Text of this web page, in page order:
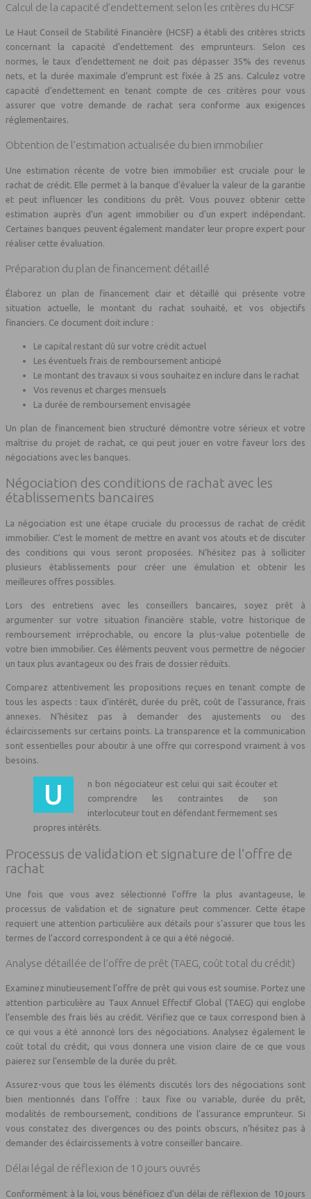
Calcul de la capacité d’endettement selon les critères du HCSF
Le Haut Conseil de Stabilité Financière (HCSF) a établi des critères stricts
concernant la capacité d’endettement des emprunteurs. Selon ces
normes, le taux d’endettement ne doit pas dépasser 35% des revenus
nets, et la durée maximale d’emprunt est fixée à 25 ans. Calculez votre
capacité d’endettement en tenant compte de ces critères pour vous
assurer que votre demande de rachat sera conforme aux exigences
réglementaires.
Obtention de l’estimation actualisée du bien immobilier
Une estimation récente de votre bien immobilier est cruciale pour le
rachat de crédit. Elle permet à la banque d’évaluer la valeur de la garantie
et peut influencer les conditions du prêt. Vous pouvez obtenir cette
estimation auprès d’un agent immobilier ou d’un expert indépendant.
Certaines banques peuvent également mandater leur propre expert pour
réaliser cette évaluation.
Préparation du plan de financement détaillé
Élaborez un plan de financement clair et détaillé qui présente votre
situation actuelle, le montant du rachat souhaité, et vos objectifs
financiers. Ce document doit inclure :
Le capital restant dû sur votre crédit actuel
Les éventuels frais de remboursement anticipé
Le montant des travaux si vous souhaitez en inclure dans le rachat
Vos revenus et charges mensuels
La durée de remboursement envisagée
Un plan de financement bien structuré démontre votre sérieux et votre
maîtrise du projet de rachat, ce qui peut jouer en votre faveur lors des
négociations avec les banques.
Négociation des conditions de rachat avec les
établissements bancaires
La négociation est une étape cruciale du processus de rachat de crédit
immobilier. C’est le moment de mettre en avant vos atouts et de discuter
des conditions qui vous seront proposées. N’hésitez pas à solliciter
plusieurs établissements pour créer une émulation et obtenir les
meilleures offres possibles.
Lors des entretiens avec les conseillers bancaires, soyez prêt à
argumenter sur votre situation financière stable, votre historique de
remboursement irréprochable, ou encore la plus-value potentielle de
votre bien immobilier. Ces éléments peuvent vous permettre de négocier
un taux plus avantageux ou des frais de dossier réduits.
Comparez attentivement les propositions reçues en tenant compte de
tous les aspects : taux d’intérêt, durée du prêt, coût de l’assurance, frais
annexes. N’hésitez pas à demander des ajustements ou des
éclaircissements sur certains points. La transparence et la communication
sont essentielles pour aboutir à une offre qui correspond vraiment à vos
besoins.
Un bon négociateur est celui qui sait écouter et
comprendre les contraintes de son
interlocuteur tout en défendant fermement ses
propres intérêts.
Processus de validation et signature de l’offre de
rachat
Une fois que vous avez sélectionné l’offre la plus avantageuse, le
processus de validation et de signature peut commencer. Cette étape
requiert une attention particulière aux détails pour s’assurer que tous les
termes de l’accord correspondent à ce qui a été négocié.
Analyse détaillée de l’offre de prêt (TAEG, coût total du crédit)
Examinez minutieusement l’offre de prêt qui vous est soumise. Portez une
attention particulière au Taux Annuel Effectif Global (TAEG) qui englobe
l’ensemble des frais liés au crédit. Vérifiez que ce taux correspond bien à
ce qui vous a été annoncé lors des négociations. Analysez également le
coût total du crédit, qui vous donnera une vision claire de ce que vous
paierez sur l’ensemble de la durée du prêt.
Assurez-vous que tous les éléments discutés lors des négociations sont
bien mentionnés dans l’offre : taux fixe ou variable, durée du prêt,
modalités de remboursement, conditions de l’assurance emprunteur. Si
vous constatez des divergences ou des points obscurs, n’hésitez pas à
demander des éclaircissements à votre conseiller bancaire.
Délai légal de réflexion de 10 jours ouvrés
Conformément à la loi, vous bénéficiez d’un délai de réflexion de 10 jours